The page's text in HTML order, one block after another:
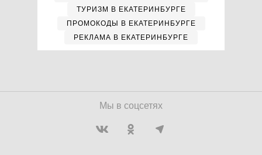
ТУРИЗМ В ЕКАТЕРИНБУРГЕ
ПРОМОКОДЫ В ЕКАТЕРИНБУРГЕ
РЕКЛАМА В ЕКАТЕРИНБУРГЕ
Мы в соцсетях